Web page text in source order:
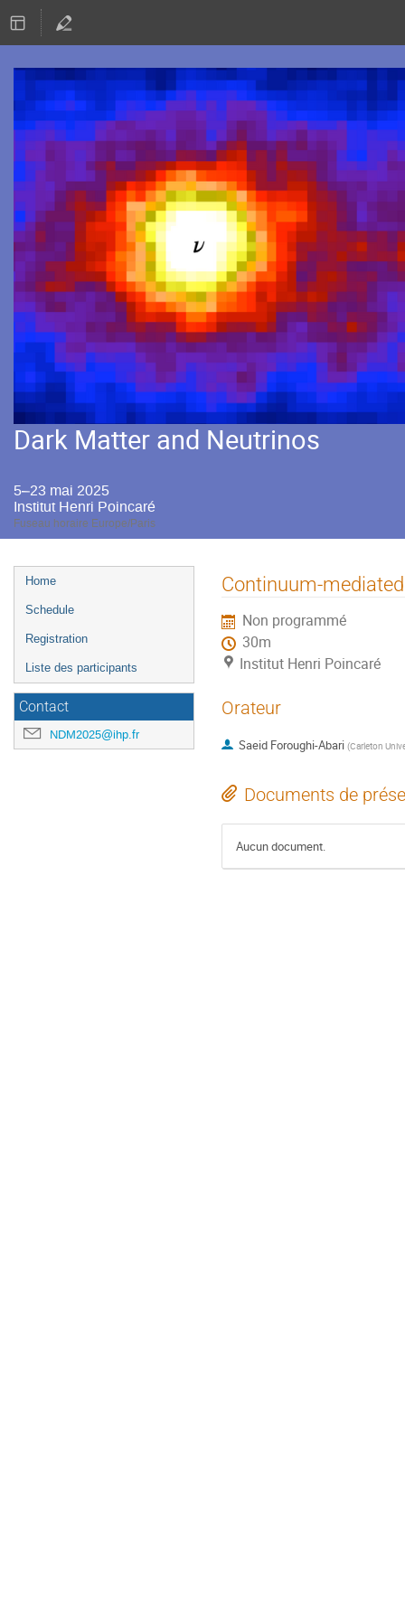
Dark Matter and Neutrinos
5–23 mai 2025
Institut Henri Poincaré
Fuseau horaire Europe/Paris
Menu
de
Home
Schedule
Registration
Liste des participants
Contact
NDM2025@ihp.fr
Continuum-
Non programmé
30m
Institut Henri Poincaré
Orateur
Saeid Foroughi-Abari (Carleton
Documents de
Aucun document.